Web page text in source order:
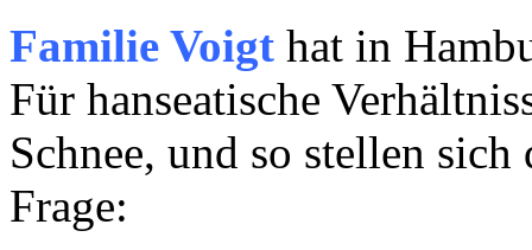
Familie Voigt hat in
Für hanseatische
Schnee, und so stellen
Frage: